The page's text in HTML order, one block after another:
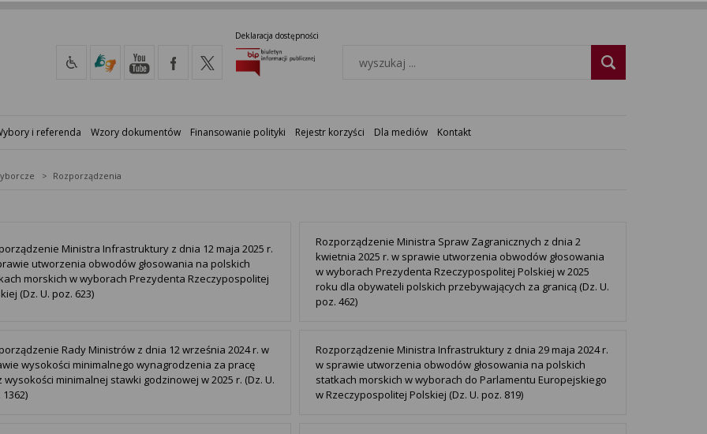
Deklaracja dostępności
i referenda Wzory dokumentów Finansowanie polityki Rejestr korzyści Dla mediów Kontakt
Rozporządzenia
Ministra Infrastruktury z dnia 12 maja 2025 r.
utworzenia obwodów głosowania na polskich
morskich w wyborach Prezydenta Rzeczypospolitej
(Dz. U. poz. 623)
Rozporządzenie Ministra Spraw Zagranicznych z dnia 2
kwietnia 2025 r. w sprawie utworzenia obwodów głosowania
w wyborach Prezydenta Rzeczypospolitej Polskiej w 2025
roku dla obywateli polskich przebywających za granicą (Dz. U.
poz. 462)
Rady Ministrów z dnia 12 września 2024 r. w
wysokości minimalnego wynagrodzenia za pracę
wysokości minimalnej stawki godzinowej w 2025 r. (Dz. U.
Rozporządzenie Ministra Infrastruktury z dnia 29 maja 2024 r.
w sprawie utworzenia obwodów głosowania na polskich
statkach morskich w wyborach do Parlamentu Europejskiego
w Rzeczypospolitej Polskiej (Dz. U. poz. 819)